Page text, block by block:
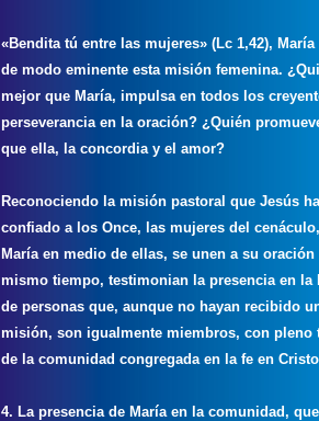
«Bendita tú entre las mujeres» (Lc 1,42),
de modo eminente esta misión femenina.
mejor que María, impulsa en todos los
perseverancia en la oración? ¿Quién
que ella, la concordia y el amor?
Reconociendo la misión pastoral que Jesús
confiado a los Once, las mujeres del
María en medio de ellas, se unen a su oración
mismo tiempo, testimonian la presencia en la
de personas que, aunque no hayan recibido
misión, son igualmente miembros, con pleno
de la comunidad congregada en la fe en
4. La presencia de María en la comunidad,